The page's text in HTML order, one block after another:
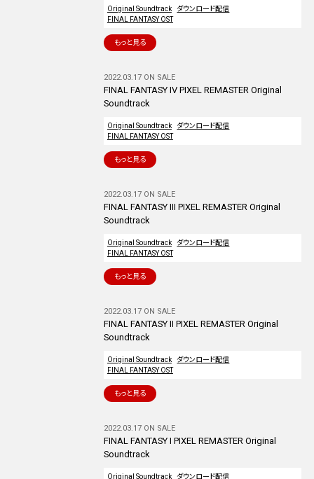
Original Soundtrack
ダウンロード配信
FINAL FANTASY OST
もっと見る
2022.03.17 ON SALE
FINAL FANTASY IV PIXEL REMASTER Original
Soundtrack
Original Soundtrack
ダウンロード配信
FINAL FANTASY OST
もっと見る
2022.03.17 ON SALE
FINAL FANTASY III PIXEL REMASTER Original
Soundtrack
Original Soundtrack
ダウンロード配信
FINAL FANTASY OST
もっと見る
2022.03.17 ON SALE
FINAL FANTASY II PIXEL REMASTER Original
Soundtrack
Original Soundtrack
ダウンロード配信
FINAL FANTASY OST
もっと見る
2022.03.17 ON SALE
FINAL FANTASY I PIXEL REMASTER Original
Soundtrack
Original Soundtrack ダウンロード配信